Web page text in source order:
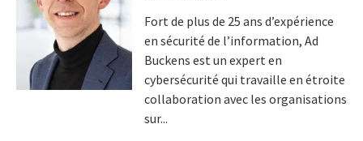
Fort de plus de 25 ans d’expérience
en sécurité de l’information, Ad
Buckens est un expert en
cybersécurité qui travaille en étroite
collaboration avec les organisations
sur...